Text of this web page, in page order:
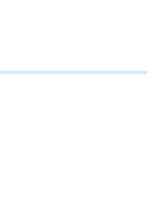
手のひらに～